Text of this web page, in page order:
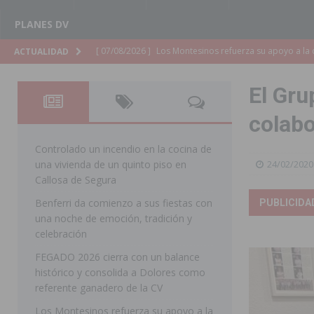
PLANES DV
ACTUALIDAD [ 07/08/2026 ] Orihuela cumple los objetivos de
[ 07/08/2026 ]
Orihuela organiza un concierto
Golf & Country Club
ORIHUELA
[ 07/08/2026 ] El Ayuntamiento de Almoradí mejora
ALMORADÍ
[ 07/08/2026 ] La Policía Nacional desarticula un
Torrevieja impulsa el empleo con la
TORREVIEJA
El
24/02/2020
Controlado un incendio en la cocina de
una vivienda de un quinto piso en
Callosa de Segura
Benferri da comienzo a sus fiestas con
una noche de emoción, tradición y
celebración
FEGADO 2026 cierra con un balance
histórico y consolida a Dolores como
referente ganadero de la CV
Los Montesinos refuerza su apoyo a la